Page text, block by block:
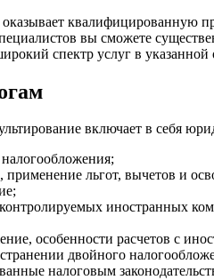
квалифицированную
вы сможете
спектр услуг в указанной
включает в себя
применение льгот, вычетов и
контролируемых иностранных
особенности расчетов с
двойного
налоговым